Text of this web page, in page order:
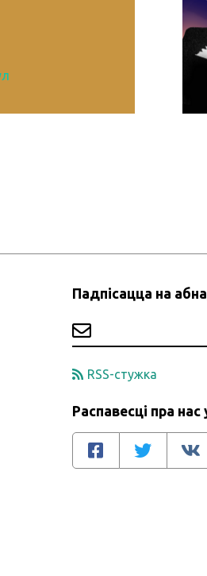
Падпісацца на
RSS-стужка
Распавесці пра нас